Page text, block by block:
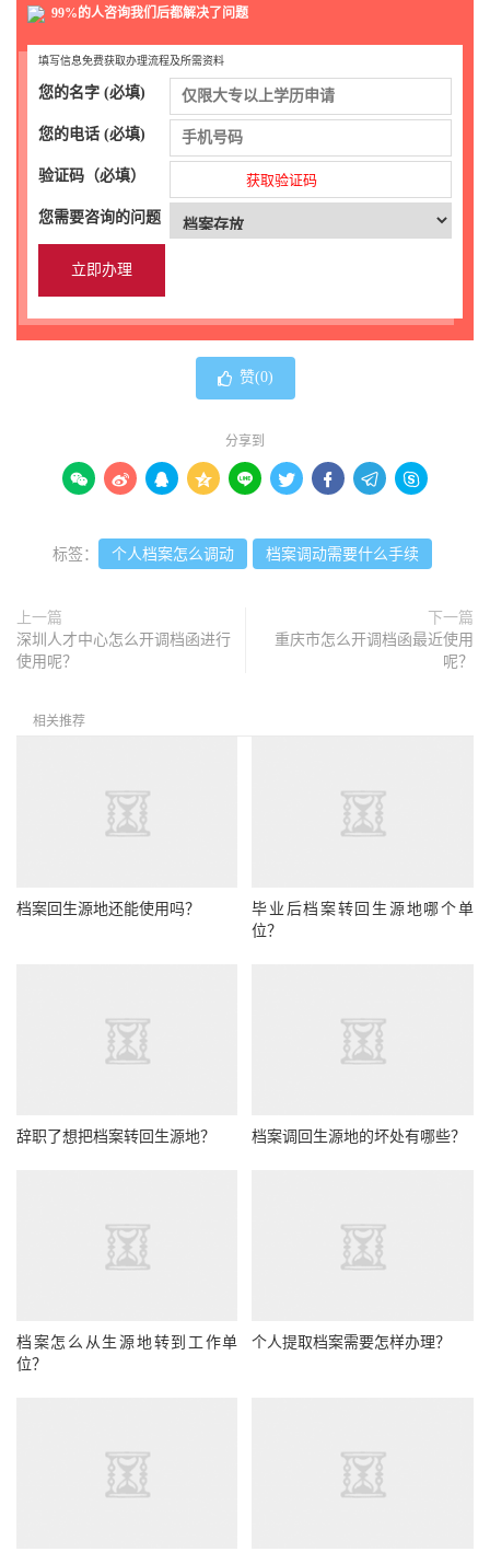
99%的人咨询我们后都解决了问题
填写信息免费获取办理流程及所需资料
您的名字 (必填)
您的电话 (必填)
验证码（必填） 获取验证码
您需要咨询的问题
赞(0)
分享到
        
标签： 个人档案怎么调动 档案调动需要什么手续
上一篇
深圳人才中心怎么开调档函进行
使用呢？
下一篇
重庆市怎么开调档函最近使用
呢？
相关推荐
档案回生源地还能使用吗？
毕业后档案转回生源地哪个单
位？
辞职了想把档案转回生源地？ 档案调回生源地的坏处有哪些？
档案怎么从生源地转到工作单
位？
个人提取档案需要怎样办理？